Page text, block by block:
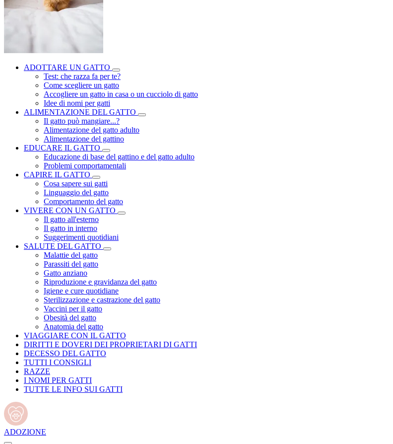
ADOTTARE UN GATTO
Test: che razza fa per te?
Come scegliere un gatto
Accogliere un gatto in casa o un cucciolo di gatto
Idee di nomi per gatti
ALIMENTAZIONE DEL GATTO
Il gatto può mangiare...?
Alimentazione del gatto adulto
Alimentazione del gattino
EDUCARE IL GATTO
Educazione di base del gattino e del gatto adulto
Problemi comportamentali
CAPIRE IL GATTO
Cosa sapere sui gatti
Linguaggio del gatto
Comportamento del gatto
VIVERE CON UN GATTO
Il gatto all'esterno
Il gatto in interno
Suggerimenti quotidiani
SALUTE DEL GATTO
Malattie del gatto
Parassiti del gatto
Gatto anziano
Riproduzione e gravidanza del gatto
Igiene e cure quotidiane
Sterilizzazione e castrazione del gatto
Vaccini per il gatto
Obesità del gatto
Anatomia del gatto
VIAGGIARE CON IL GATTO
DIRITTI E DOVERI DEI PROPRIETARI DI GATTI
DECESSO DEL GATTO
TUTTI I CONSIGLI
RAZZE
I NOMI PER GATTI
TUTTE LE INFO SUI GATTI
ADOZIONE